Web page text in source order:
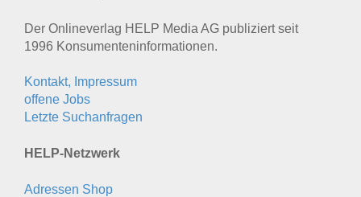
Der Onlineverlag HELP Media AG publiziert seit
1996 Konsumenten­informationen.
Kontakt, Impressum
offene Jobs
Letzte Suchanfragen
HELP-Netzwerk
Adressen Shop